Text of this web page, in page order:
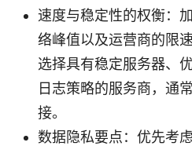
速度与稳定性的权衡：
络峰值以及运营商的限
选择具有稳定服务器、
日志策略的服务商，通
接。
数据隐私要点：优先考